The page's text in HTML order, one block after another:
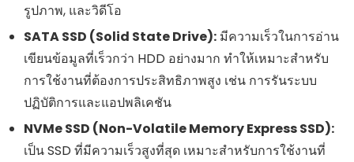
รูปภาพ, และวิดีโอ
SATA SSD (Solid State Drive): มีความเร็วในการอ่าน
เขียนข้อมูลที่เร็วกว่า HDD อย่างมาก ทำให้เหมาะสำหรับ
การใช้งานที่ต้องการประสิทธิภาพสูง เช่น การรันระบบ
ปฏิบัติการและแอปพลิเคชัน
NVMe SSD (Non-Volatile Memory Express SSD):
เป็น SSD ที่มีความเร็วสูงที่สุด เหมาะสำหรับการใช้งานที่